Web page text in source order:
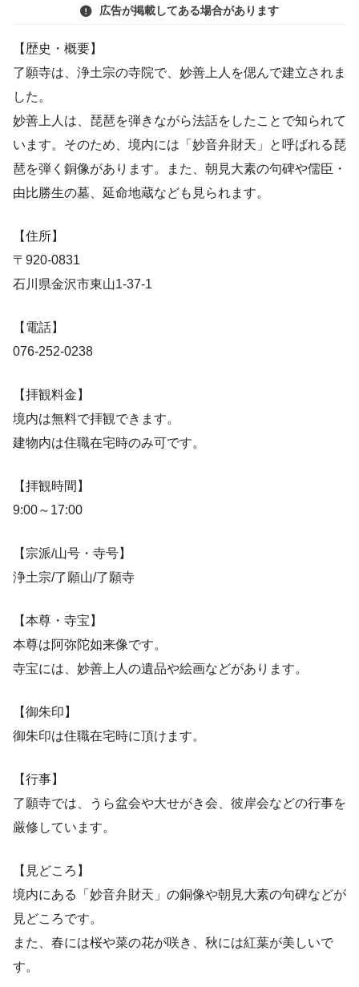
広告が掲載してある場合があります
【歴史・概要】
了願寺は、浄土宗の寺院で、妙善上人を偲んで建立されま
した。
妙善上人は、琵琶を弾きながら法話をしたことで知られて
います。そのため、境内には「妙音弁財天」と呼ばれる琵
琶を弾く銅像があります。また、朝見大素の句碑や儒臣・
由比勝生の墓、延命地蔵なども見られます。
【住所】
〒920-0831
石川県金沢市東山1-37-1
【電話】
076-252-0238
【拝観料金】
境内は無料で拝観できます。
建物内は住職在宅時のみ可です。
【拝観時間】
9:00～17:00
【宗派/山号・寺号】
浄土宗/了願山/了願寺
【本尊・寺宝】
本尊は阿弥陀如来像です。
寺宝には、妙善上人の遺品や絵画などがあります。
【御朱印】
御朱印は住職在宅時に頂けます。
【行事】
了願寺では、うら盆会や大せがき会、彼岸会などの行事を
厳修しています。
【見どころ】
境内にある「妙音弁財天」の銅像や朝見大素の句碑などが
見どころです。
また、春には桜や菜の花が咲き、秋には紅葉が美しいで
す。